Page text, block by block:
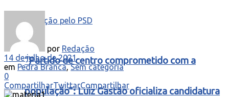
“Partido de centro comprometido com a
população”: Luiz Gastão oficializa candidatura
por Redação
14 de julho de 2021
em Pedra Branca,Sem categoria
0
CompartilharTwittarCompartilhar